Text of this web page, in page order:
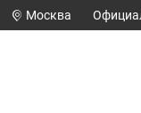
Москва